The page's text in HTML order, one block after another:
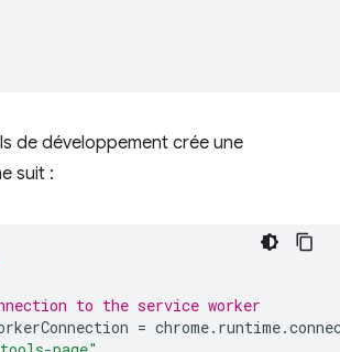
de développement crée une
suit :
to the service worker
= chrome. runtime.